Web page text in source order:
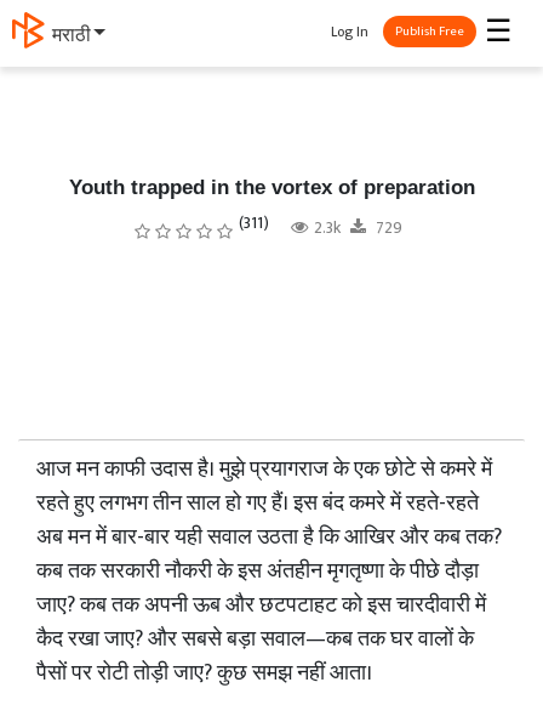
मराठी ☰
Log In Publish Free
Youth trapped in the vortex of preparation
(311) 2.3k 729
आज मन काफी उदास है। मुझे प्रयागराज के एक छोटे से कमरे में
रहते हुए लगभग तीन साल हो गए हैं। इस बंद कमरे में रहते-रहते
अब मन में बार-बार यही सवाल उठता है कि आखिर और कब तक?
कब तक सरकारी नौकरी के इस अंतहीन मृगतृष्णा के पीछे दौड़ा
जाए? कब तक अपनी ऊब और छटपटाहट को इस चारदीवारी में
कैद रखा जाए? और सबसे बड़ा सवाल—कब तक घर वालों के
पैसों पर रोटी तोड़ी जाए? कुछ समझ नहीं आता।